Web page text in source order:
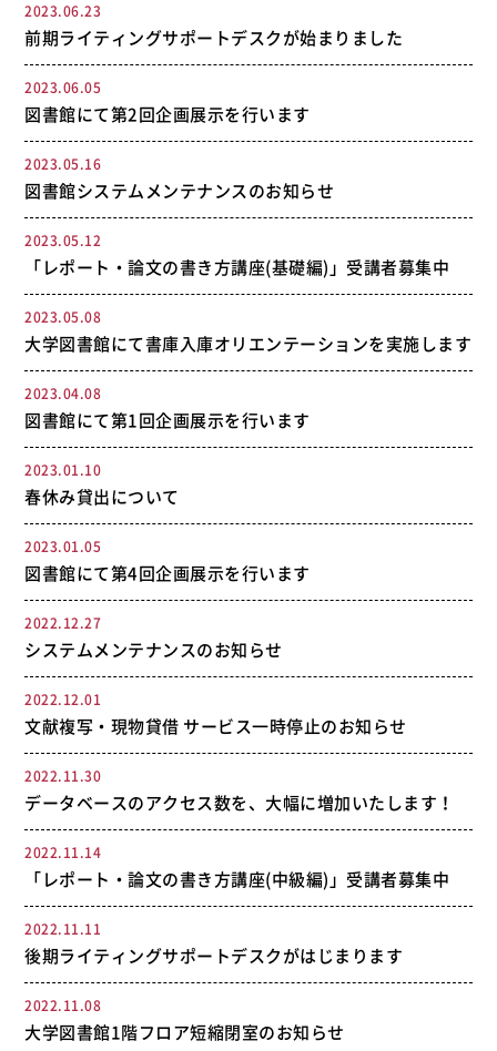
2023.06.23
前期ライティングサポートデスクが始まりました
2023.06.05
図書館にて第2回企画展示を行います
2023.05.16
図書館システムメンテナンスのお知らせ
2023.05.12
「レポート・論文の書き方講座(基礎編)」受講者募集中
2023.05.08
大学図書館にて書庫入庫オリエンテーションを実施します
2023.04.08
図書館にて第1回企画展示を行います
2023.01.10
春休み貸出について
2023.01.05
図書館にて第4回企画展示を行います
2022.12.27
システムメンテナンスのお知らせ
2022.12.01
文献複写・現物貸借 サービス一時停止のお知らせ
2022.11.30
データベースのアクセス数を、大幅に増加いたします！
2022.11.14
「レポート・論文の書き方講座(中級編)」受講者募集中
2022.11.11
後期ライティングサポートデスクがはじまります
2022.11.08
大学図書館1階フロア短縮閉室のお知らせ